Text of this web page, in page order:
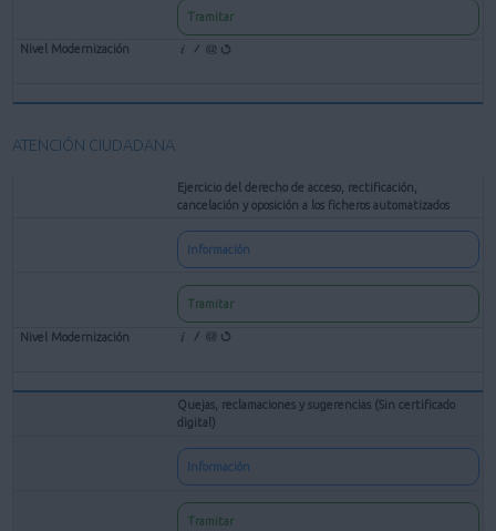
Tramitar
ATENCIÓN CIUDADANA
Ejercicio del derecho de acceso, rectificación,
cancelación y oposición a los ficheros automatizados
Información
Tramitar
Quejas, reclamaciones y sugerencias (Sin certificado
digital)
Información
Tramitar